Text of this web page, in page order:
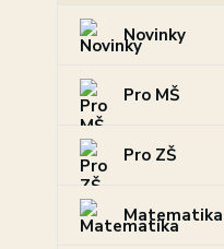
Novinky
Pro MŠ
Pro ZŠ
Matematika